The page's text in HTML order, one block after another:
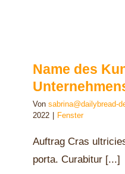
Name des
Von sabrina@dailybread-
2022
Fenster
Auftrag Cras
porta. Curabitur [...]